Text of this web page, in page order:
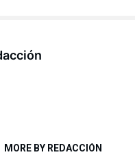
MORE BY REDACCIÓN